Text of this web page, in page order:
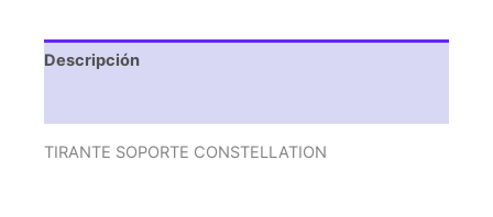
Descripción
TIRANTE SOPORTE CONSTELLATION